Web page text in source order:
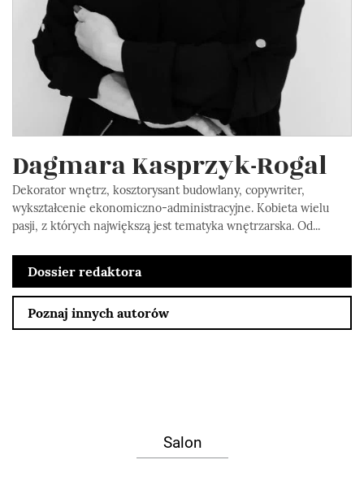
Dagmara Kasprzyk-Rogal
Dekorator wnętrz, kosztorysant budowlany, copywriter,
wykształcenie ekonomiczno-administracyjne. Kobieta wielu
pasji, z których największą jest tematyka wnętrzarska. Od...
Dossier redaktora
Poznaj innych autorów
Salon